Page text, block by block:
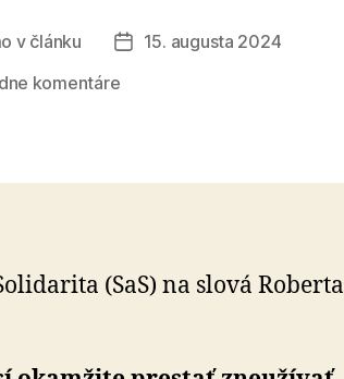
v článku
Dátum
15. augusta 2024
komentárena
zneužívať
svojich
(SaS) na slová Ro­berta